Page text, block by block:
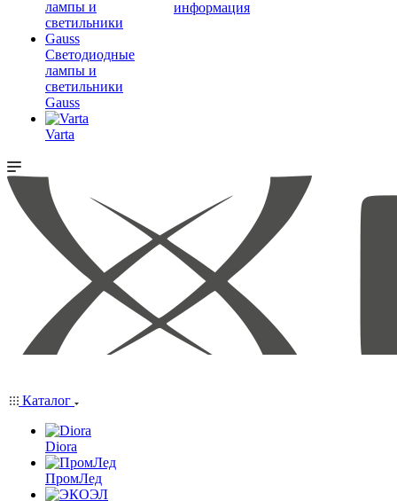
Светодиодные
лампы и
светильники
Gauss
Varta
информация
Каталог
Diora
ПромЛед